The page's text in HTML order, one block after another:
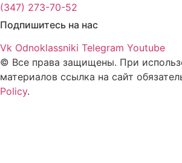
(347) 273-70-52
Подпишитесь на нас
Vk Odnoklassniki Telegram Youtube
© Все права защищены. При
материалов ссылка на сайт
Policy.